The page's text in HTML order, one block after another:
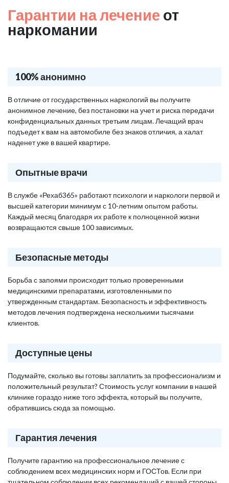
Гарантии на лечение от
наркомании
100% анонимно
В отличие от государственных наркологий вы получите
анонимное лечение, без постановки на учет и риска передачи
конфиденциальных данных третьим лицам. Лечащий врач
подъедет к вам на автомобиле без знаков отличия, а халат
наденет уже в вашей квартире.
Опытные врачи
В службе «Рехаб365» работают психологи и наркологи первой и
высшей категории минимум с 10-летним опытом работы.
Каждый месяц благодаря их работе к полноценной жизни
возвращаются свыше 100 зависимых.
Безопасные методы
Борьба с запоями происходит только проверенными
медицинскими препаратами, изготовленными по
утвержденным стандартам. Безопасность и эффективность
методов лечения подтверждена несколькими тысячами
клиентов.
Доступные цены
Подумайте, сколько вы готовы заплатить за профессионализм и
положительный результат? Стоимость услуг компании в нашей
клинике гораздо ниже того эффекта, который вы получите,
обратившись сюда за помощью.
Гарантия лечения
Получите гарантию на профессиональное лечение с
соблюдением всех медицинских норм и ГОСТов. Если при